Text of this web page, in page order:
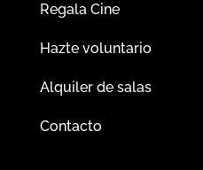
Regala Cine
Hazte voluntario
Alquiler de salas
Contacto